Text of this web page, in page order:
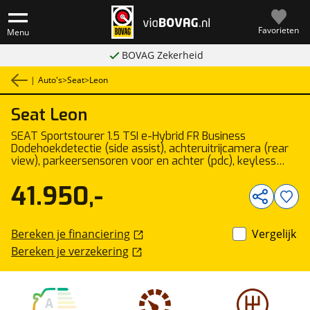
Menu Favorieten
BOVAG Zekerheid
| Auto's>Seat>Leon
Seat Leon
SEAT Sportstourer 1.5 TSI e-Hybrid FR Business
Dodehoekdetectie (side assist), achteruitrijcamera (rear
view), parkeersensoren voor en achter (pdc), keyless
achterklep met sensorsturing, verwarmbare
voorstoelen, verwarmbaar multifunctioneel lederen
stuurwiel, adaptieve cruise control (acc), DAB+,
en inklapbare buitenspiegels etc.
A
41.950,-
Bereken je financiering
Bereken je verzekering
Vergelijk